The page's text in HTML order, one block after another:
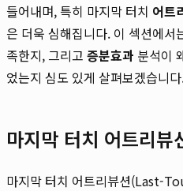
들어내며, 특히 마지막 터치 어트
은 더욱 심해집니다. 이 섹션에
족한지, 그리고 증분효과 분석이
었는지 심도 있게 살펴보겠습니
마지막 터치 어트리뷰
마지막 터치 어트리뷰션(Last-